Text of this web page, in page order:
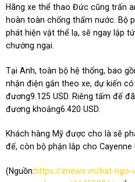
Hãng xe thể thao Đức cũng trấn
hoàn toàn chống thấm nước. Bộ
phát hiện vật thể lạ, sẽ ngay lập
chướng ngại.
Tại Anh, toàn bộ hệ thống, bao
nhận điện gắn theo xe, dự kiến
đương9.125 USD . Riêng tấm đế
đương khoảng6.420 USD
Khách hàng Mỹ được cho là sẽ
đế, còn bộ phận lắp cho
(Nguồn:https://znews.vn/bat-